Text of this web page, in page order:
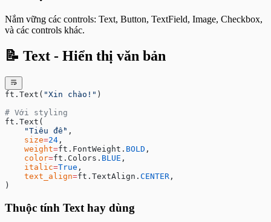
Nắm vững các controls: Text, Button, TextField, Image, Checkbox,
và các controls khác.
📝 Text - Hiển thị văn bản
ft.Text( "Xin chào!" )
# Với styling
ft.Text(
    "Tiêu đề"
,
    size
=24 ,
    weight
=ft.FontWeight. BOLD ,
    color
=ft.Colors. BLUE ,
    italic
=True ,
    text_align
=ft.TextAlign. CENTER ,
)
Thuộc tính Text hay dùng